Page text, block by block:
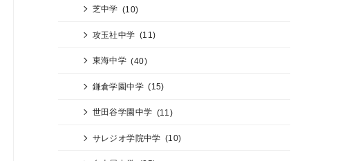
芝中学 (10)
攻玉社中学 (11)
東海中学 (40)
鎌倉学園中学 (15)
世田谷学園中学 (11)
サレジオ学院中学 (10)